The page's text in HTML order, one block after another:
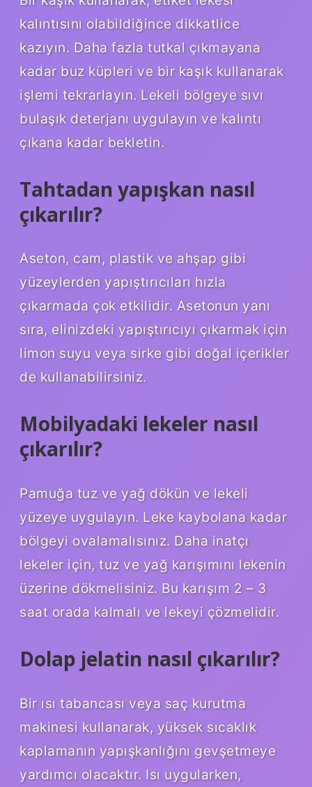
kalıntısını olabildiğince dikkatlice
kazıyın. Daha fazla tutkal çıkmayana
kadar buz küpleri ve bir kaşık kullanarak
işlemi tekrarlayın. Lekeli bölgeye sıvı
bulaşık deterjanı uygulayın ve kalıntı
çıkana kadar bekletin.
Tahtadan yapışkan nasıl
çıkarılır?
Aseton, cam, plastik ve ahşap gibi
yüzeylerden yapıştırıcıları hızla
çıkarmada çok etkilidir. Asetonun yanı
sıra, elinizdeki yapıştırıcıyı çıkarmak için
limon suyu veya sirke gibi doğal içerikler
de kullanabilirsiniz.
Mobilyadaki lekeler nasıl
çıkarılır?
Pamuğa tuz ve yağ dökün ve lekeli
yüzeye uygulayın. Leke kaybolana kadar
bölgeyi ovalamalısınız. Daha inatçı
lekeler için, tuz ve yağ karışımını lekenin
üzerine dökmelisiniz. Bu karışım 2 – 3
saat orada kalmalı ve lekeyi çözmelidir.
Dolap jelatin nasıl çıkarılır?
Bir ısı tabancası veya saç kurutma
makinesi kullanarak, yüksek sıcaklık
kaplamanın yapışkanlığını gevşetmeye
yardımcı olacaktır. Isı uygularken,